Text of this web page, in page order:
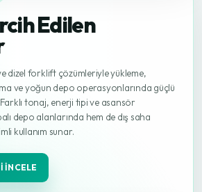
Edilen
dizel forklift çözümleriyle yükleme,
ve yoğun depo operasyonlarında güçlü
tonaj, enerji tipi ve asansör
depo alanlarında hem de dış saha
kullanım sunar.
İNCELE